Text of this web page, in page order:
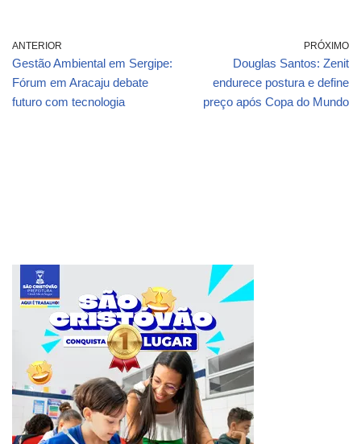
ANTERIOR
Gestão Ambiental em Sergipe:
Fórum em Aracaju debate
futuro com tecnologia
PRÓXIMO
Douglas Santos: Zenit
endurece postura e define
preço após Copa do Mundo